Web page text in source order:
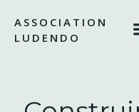
ASSOCIATION
LUDENDO